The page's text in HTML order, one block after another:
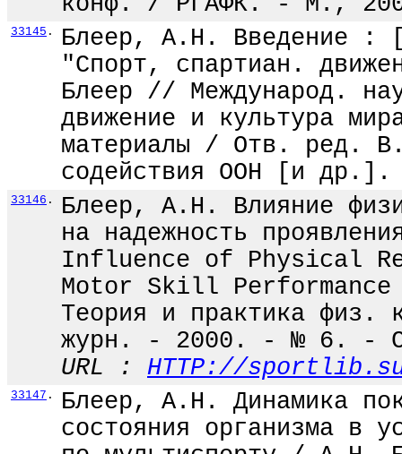
33145 .
Блеер, А.Н. Введение :
"Спорт, спартиан.
Блеер // Международ.
движение и культура
материалы / Отв. ред.
содействия ООН [и
33146 .
Блеер, А.Н. Влияние
на надежность
Influence of Physical
Motor Skill
Теория и практика
журн. - 2000. - № 6. -
URL : HTTP://
33147 .
Блеер, А.Н. Динамика
состояния организма в